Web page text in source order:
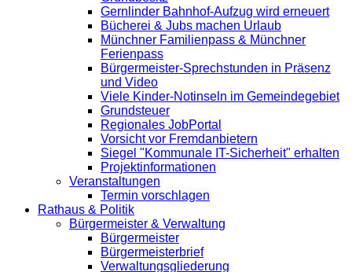
Gernlinder Bahnhof-Aufzug wird erneuert
Bücherei & Jubs machen Urlaub
Münchner Familienpass & Münchner
Ferienpass
Bürgermeister-Sprechstunden in Präsenz
und Video
Viele Kinder-Notinseln im Gemeindegebiet
Grundsteuer
Regionales JobPortal
Vorsicht vor Fremdanbietern
Siegel "Kommunale IT-Sicherheit" erhalten
Projektinformationen
Veranstaltungen
Termin vorschlagen
Rathaus & Politik
Bürgermeister & Verwaltung
Bürgermeister
Bürgermeisterbrief
Verwaltungsgliederung